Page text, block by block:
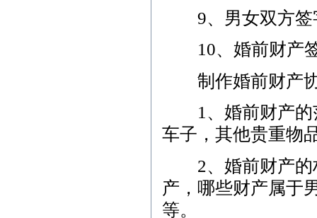
9、男女双方签
10、婚前财产
制作婚前财产协
1、婚前财产的
车子，其他贵重物
2、婚前财产的
产，哪些财产属于
等。